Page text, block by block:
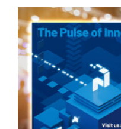
Pokaż
większy
obrazek